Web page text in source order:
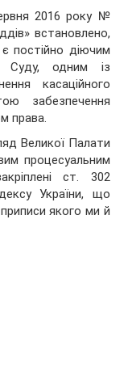
2016 року №
встановлено,
постійно діючим
Суду, одним із
касаційного
забезпечення
права.
Великої Палати
процесуальним
ст. 302
України, що
якого ми й